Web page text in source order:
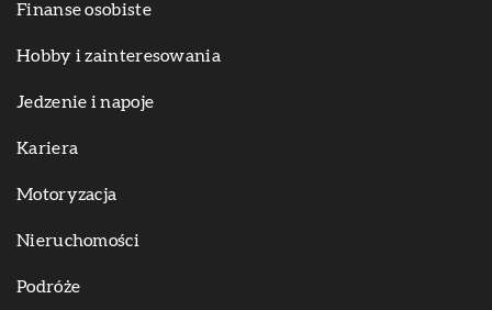
Finanse osobiste
Hobby i zainteresowania
Jedzenie i napoje
Kariera
Motoryzacja
Nieruchomości
Podróże